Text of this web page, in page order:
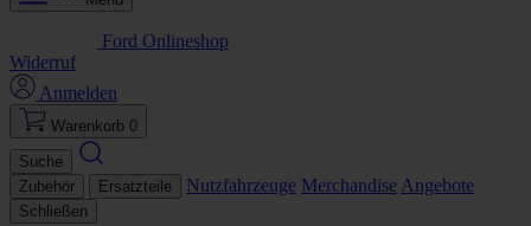
Ford Onlineshop
Widerruf
Anmelden
Warenkorb 0
Suche
Zubehör
Ersatzteile Nutzfahrzeuge Merchandise Angebote
Schließen